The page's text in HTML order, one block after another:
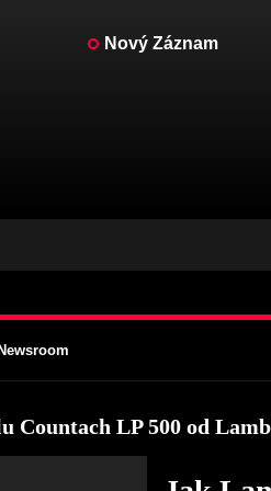
Nový Záznam
aukce v Tampě – CarScoops
Concours South Africa 2022 | Life
aukce v Tampě – CarScoops
Countach LP 500 od